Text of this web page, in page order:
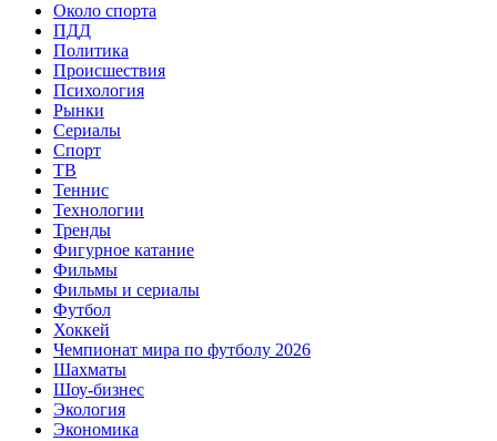
Около спорта
ПДД
Политика
Происшествия
Психология
Рынки
Сериалы
Спорт
ТВ
Теннис
Технологии
Тренды
Фигурное катание
Фильмы
Фильмы и сериалы
Футбол
Хоккей
Чемпионат мира по футболу 2026
Шахматы
Шоу-бизнес
Экология
Экономика